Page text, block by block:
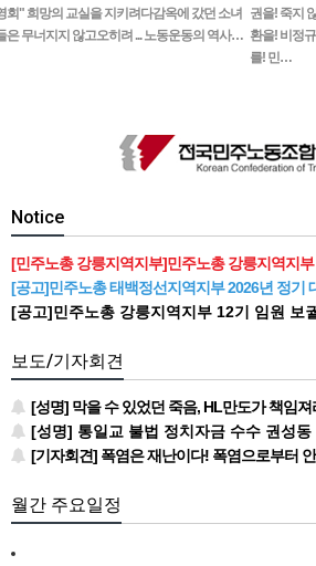
회" 희망의 교실을 지키려다감옥에 갔던 소녀
은 무너지지 않고오히려 ... 노동운동의 역사…
권을! 죽지
환을! 비정
를! 민…
Notice
[공고]민주노총 태백정선지역지부 2026년 정기
[공고]민주노총 강릉지역지부 12기 임원 보
보도/기자회견
[성명] 막을 수 있었던 죽음, HL만도가 책임져라 : 청년노동자 사망사고의 철저한
[성명] 통일교 불법 정치자금 수수 권성동 의원직
[기자회견] 폭염은 재난이다! 폭염으로부터 안전한 일터를 위한 민주노총 강원지
월간 주요일정